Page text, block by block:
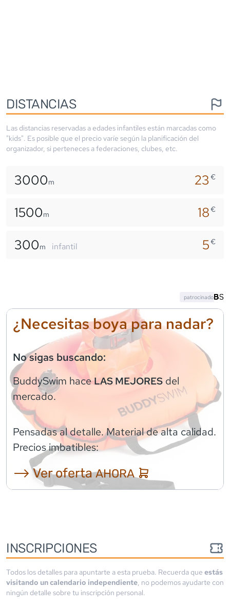
DISTANCIAS
Las distancias reservadas a edades infantiles están marcadas como
"kids". Es posible que el precio varíe según la planificación del
organizador, si perteneces a federaciones, clubes, etc.
3000m 23€
1500m 18€
300m infantil 5€
¿Necesitas boya para nadar?
No sigas buscando:
BuddySwim haceLAS MEJORES del
mercado.
Pensadas al detalle. Material de alta calidad.
Precios imbatibles:
⟶ Ver ofertaAHORA
patrocinado
INSCRIPCIONES
Todos los detalles para apuntarte a esta prueba. Recuerda que estás
visitando un calendario independiente, no podemos ayudarte con
ningún detalle sobre tu inscripción personal.